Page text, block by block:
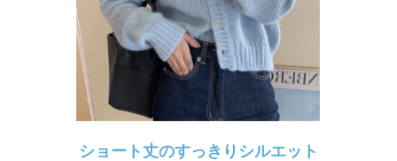
ショート丈のすっきりシルエット